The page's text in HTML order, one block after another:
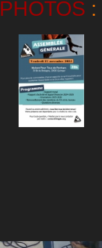
PHOTOS :